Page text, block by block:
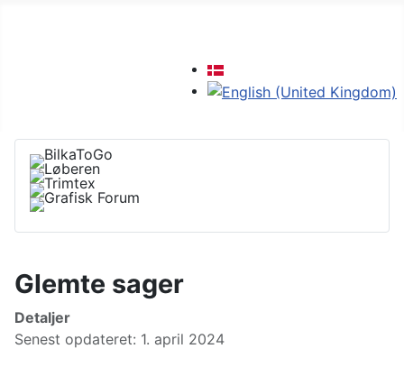
Vælg dit sprog
Glemte sager
Detaljer
Senest opdateret: 1. april 2024